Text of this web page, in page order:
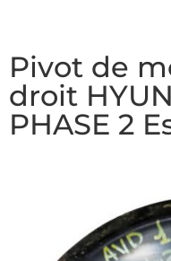
Pivot de
droit
PHASE 2